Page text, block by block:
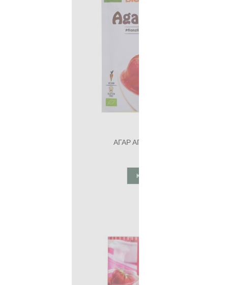
ΑΓΑΡ ΑΓΑΡ ΒΙΟ 30gr
ΚΑΛΆΘΙ